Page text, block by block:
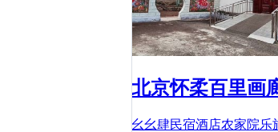
北京怀柔百里画
幺幺肆民宿酒店农家院乐